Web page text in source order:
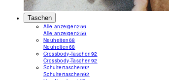
Taschen
Alle anzeigen256
Alle anzeigen256
Neuheiten68
Neuheiten68
Crossbody-Taschen92
Crossbody-Taschen92
Schultertaschen92
Schultertaschen92